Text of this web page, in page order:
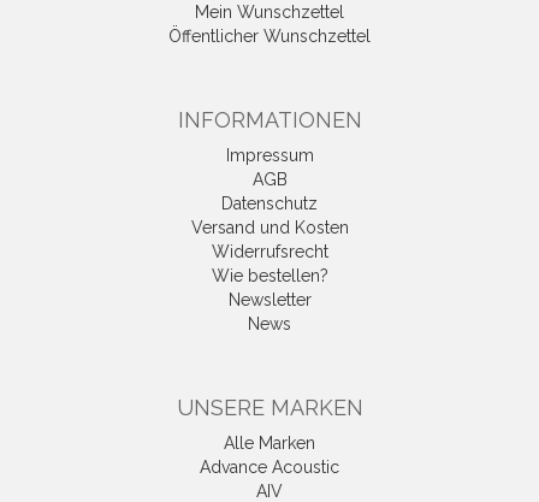
Mein Wunschzettel
Öffentlicher Wunschzettel
INFORMATIONEN
Impressum
AGB
Datenschutz
Versand und Kosten
Widerrufsrecht
Wie bestellen?
Newsletter
News
UNSERE MARKEN
Alle Marken
Advance Acoustic
AIV